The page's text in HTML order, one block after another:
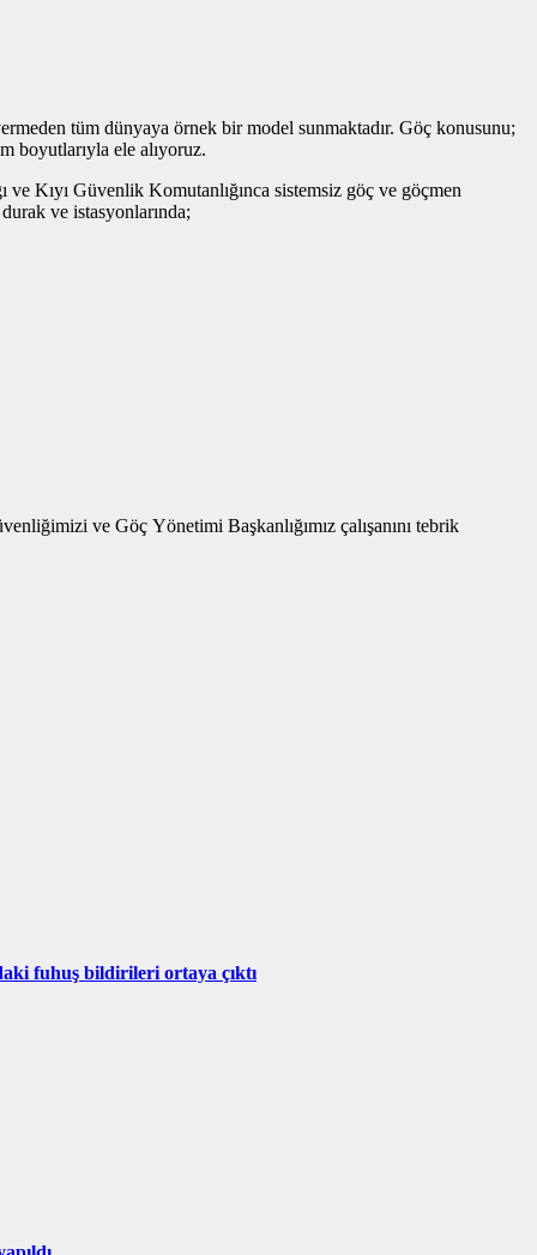
tüm dünyaya örnek bir model sunmaktadır. Göç konusunu;
boyutlarıyla ele alıyoruz.
Kıyı Güvenlik Komutanlığınca sistemsiz göç ve göçmen
ve istasyonlarında;
ve Göç Yönetimi Başkanlığımız çalışanını tebrik
fuhuş bildirileri ortaya çıktı